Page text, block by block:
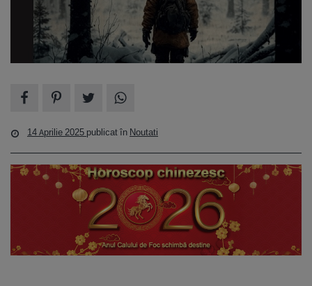
14 Aprilie 2025 publicat în Noutati